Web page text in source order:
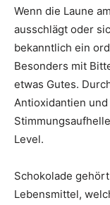
Wenn die Laune
ausschlägt oder
bekanntlich ein
Besonders mit
etwas Gutes.
Antioxidantien
Level.
Schokolade
Lebensmittel,